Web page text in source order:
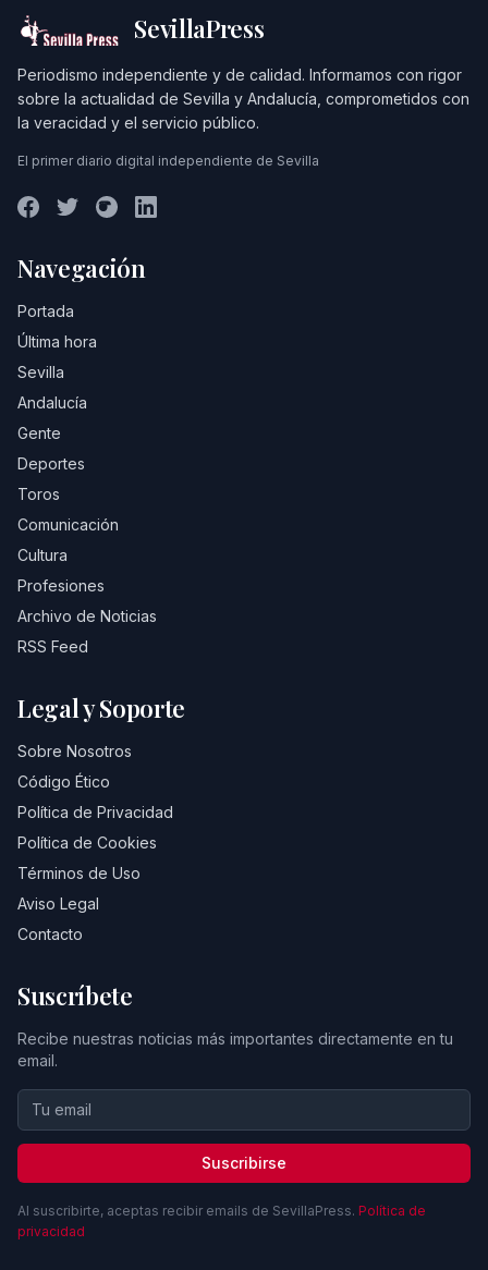
SevillaPress
Periodismo independiente y de calidad. Informamos con rigor
sobre la actualidad de Sevilla y Andalucía, comprometidos con
la veracidad y el servicio público.
El primer diario digital independiente de Sevilla
Navegación
Portada
Última hora
Sevilla
Andalucía
Gente
Deportes
Toros
Comunicación
Cultura
Profesiones
Archivo de Noticias
RSS Feed
Legal y Soporte
Sobre Nosotros
Código Ético
Política de Privacidad
Política de Cookies
Términos de Uso
Aviso Legal
Contacto
Suscríbete
Recibe nuestras noticias más importantes directamente en tu
email.
Suscribirse
Al suscribirte, aceptas recibir emails de SevillaPress. Política de
privacidad